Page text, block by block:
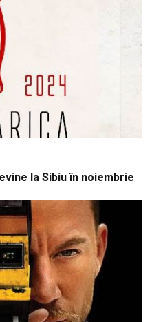
la Sibiu în noiembrie